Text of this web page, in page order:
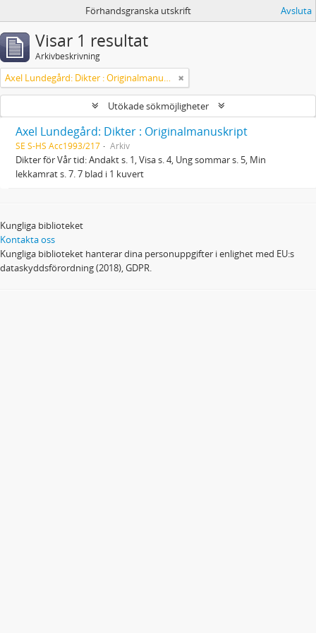
Förhandsgranska utskrift Avsluta
Visar 1 resultat
Arkivbeskrivning
Axel Lundegård: Dikter : Originalmanuskript
Utökade sökmöjligheter
Axel Lundegård: Dikter : Originalmanuskript
SE S-HS Acc1993/217 Arkiv
Dikter för Vår tid: Andakt s. 1, Visa s. 4, Ung sommar s. 5, Min
lekkamrat s. 7. 7 blad i 1 kuvert
Kungliga biblioteket
Kontakta oss
Kungliga biblioteket hanterar dina personuppgifter i enlighet med EU:s
dataskyddsförordning (2018), GDPR.